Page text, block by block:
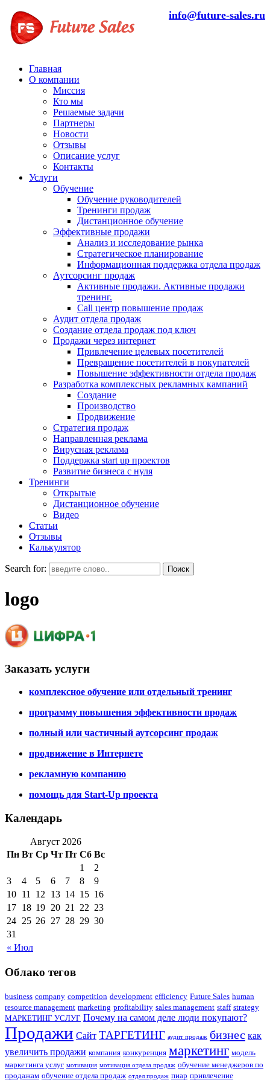
info@future-sales.ru
Главная
О компании
Миссия
Кто мы
Решаемые задачи
Партнеры
Новости
Отзывы
Описание услуг
Контакты
Услуги
Обучение
Обучение руководителей
Тренинги продаж
Дистанционное обучение
Эффективные продажи
Анализ и исследование рынка
Стратегическое планирование
Информационная поддержка отдела продаж
Аутсорсинг продаж
Активные продажи. Активные продажи
тренинг.
Call центр повышение продаж
Аудит отдела продаж
Создание отдела продаж под ключ
Продажи через интернет
Привлечение целевых посетителей
Превращение посетителей в покупателей
Повышение эффективности отдела продаж
Разработка комплексных рекламных кампаний
Создание
Производство
Продвижение
Стратегия продаж
Направленная реклама
Вирусная реклама
Поддержка start up проектов
Развитие бизнеса с нуля
Тренинги
Открытые
Дистанционное обучение
Видео
Статьи
Отзывы
Калькулятор
Search for:
logo
Заказать услуги
комплексное обучение или отдельный тренинг
программу повышения эффективности продаж
полный или частичный аутсорсинг продаж
продвижение в Интернете
рекламную компанию
помощь для Start-Up проекта
Календарь
Август 2026
Пн Вт Ср Чт Пт Сб Вс
« Июл
1
2
3
4 5 6 7 8
9
10 11 12 13 14 15 16
17 18 19 20 21 22 23
24 25 26 27 28 29 30
31
Облако тегов
business company competition development efficiency Future Sales human
resource management marketing profitability sales management staff strategy
МАРКЕТИНГ УСЛУГ Почему на самом деле люди покупают?
Продажи Сайт ТАРГЕТИНГ аудит продаж бизнес как
увеличить продажи компания конкуренция маркетинг модель
маркетинга услуг мотивация мотивация отдела продаж обучение менеджеров по
продажам обучение отдела продаж отдел продаж пиар привлечение